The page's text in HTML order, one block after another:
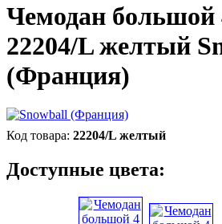
Чемодан большой
22204/L желтый
(Франция)
22204/L желтый
Доступные цвета: